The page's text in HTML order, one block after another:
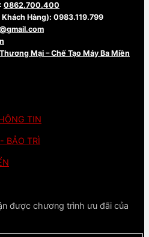
0862.700.400
Hàng): 0983.119.799
Mại – Chế Tạo Máy Ba Miền
TIN
BẢO TRÌ
được chương trình ưu đãi của